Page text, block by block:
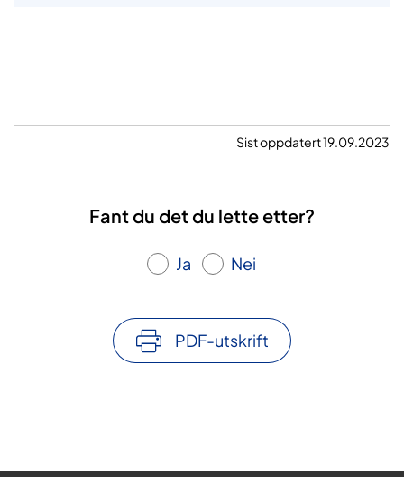
Sist oppdatert 19.09.2023
Fant du det du lette etter?
Ja Nei
PDF-utskrift